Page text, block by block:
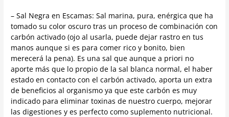
– Sal Negra en Escamas: Sal marina, pura, enérgica que ha
tomado su color oscuro tras un proceso de combinación con
carbón activado (ojo al usarla, puede dejar rastro en tus
manos aunque si es para comer rico y bonito, bien
merecerá la pena). Es una sal que aunque a priori no
aporte más que lo propio de la sal blanca normal, el haber
estado en contacto con el carbón activado, aporta un extra
de beneficios al organismo ya que este carbón es muy
indicado para eliminar toxinas de nuestro cuerpo, mejorar
las digestiones y es perfecto como suplemento nutricional.